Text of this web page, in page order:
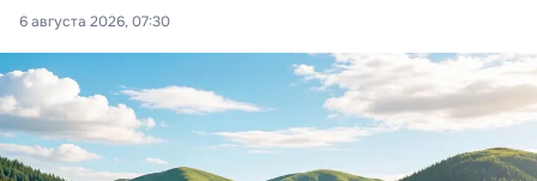
6 августа 2026, 07:30